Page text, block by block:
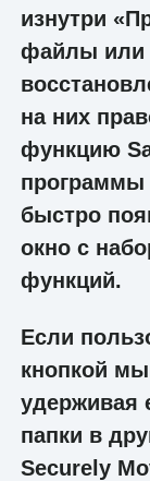
изнутри
файлы или
на них
функцию
программы
быстро
окно с
функций.
Если
кнопкой
удерживая
папки в
Securely